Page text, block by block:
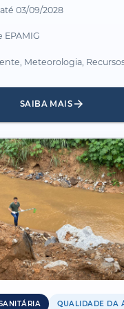
03/09/2028
EPAMIG
Meteorologia,
SAIBA MAIS arrow_forward
QUALIDADE DA